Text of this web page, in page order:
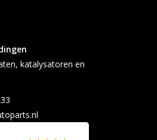
katalysatoren en